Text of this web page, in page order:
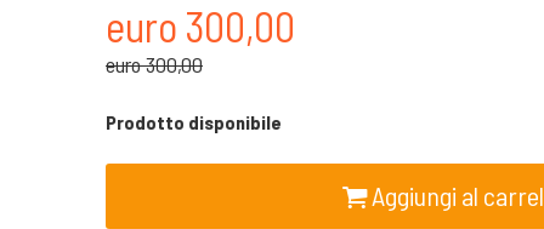
euro 300,00
euro 300,00
Prodotto disponibile
Aggiungi al